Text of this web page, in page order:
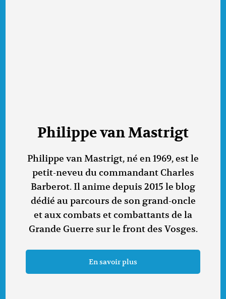
Philippe van Mastrigt
Philippe van Mastrigt, né en 1969, est le
petit-neveu du commandant Charles
Barberot. Il anime depuis 2015 le blog
dédié au parcours de son grand-oncle
et aux combats et combattants de la
Grande Guerre sur le front des Vosges.
En savoir plus